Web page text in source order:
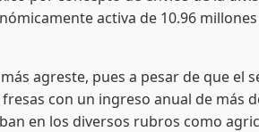
activa de 10.96
agreste, pues a pesar de que
con un ingreso anual de más
en los diversos rubros como